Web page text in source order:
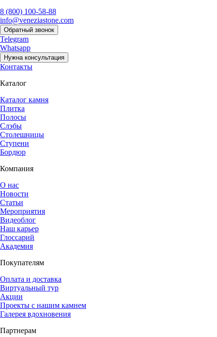
8 (800) 100-58-88
info@veneziastone.com
Обратный звонок
Telegram
Whatsapp
Нужна консультация
Контакты
Каталог
Каталог камня
Плитка
Полосы
Слэбы
Столешницы
Ступени
Бордюр
Компания
О нас
Новости
Статьи
Мероприятия
Видеоблог
Наш карьер
Глоссарий
Академия
Покупателям
Оплата и доставка
Виртуальный тур
Акции
Проекты с нашим камнем
Галерея вдохновения
Партнерам